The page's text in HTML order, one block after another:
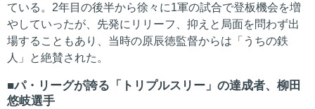
ている。2年目の後半から徐々に1軍の試合で登板機会を増
やしていったが、先発にリリーフ、抑えと局面を問わず出
場することもあり、当時の原辰徳監督からは「うちの鉄
人」と絶賛された。
パ・リーグが誇る「トリプルスリー」の達成者、柳田
悠岐選手